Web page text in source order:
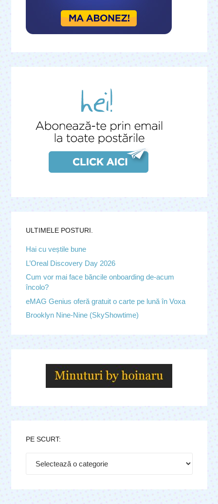
ULTIMELE POSTURI.
Hai cu veștile bune
L’Oreal Discovery Day 2026
Cum vor mai face băncile onboarding de-acum
încolo?
eMAG Genius oferă gratuit o carte pe lună în Voxa
Brooklyn Nine-Nine (SkyShowtime)
PE SCURT: